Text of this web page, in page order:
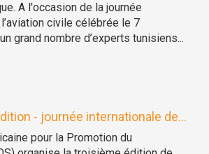
A l'occasion de la journée
civile célébrée le 7
grand nombre d’experts tunisiens...
- journée internationale de...
pour la Promotion du